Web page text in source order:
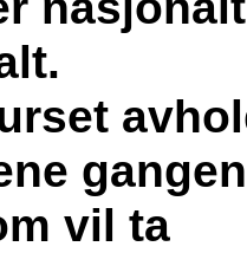
vil ta